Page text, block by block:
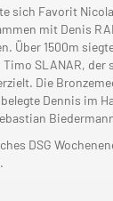
sich Favorit
mit Denis
Über 1500m
SLANAR,
Die
Dennis im
DSG